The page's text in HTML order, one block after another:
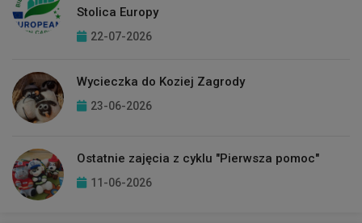
Stolica Europy
22-07-2026
Wycieczka do Koziej Zagrody
23-06-2026
Ostatnie zajęcia z cyklu "Pierwsza pomoc"
11-06-2026